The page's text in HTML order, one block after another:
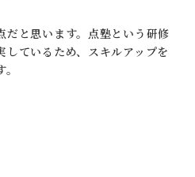
だと思います。点塾という研修
しているため、スキルアップを